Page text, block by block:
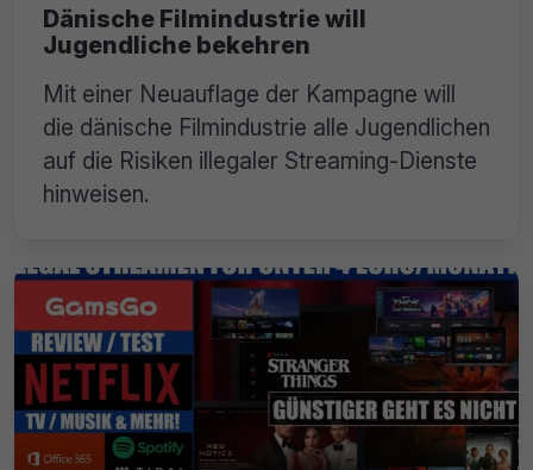
Dänische Filmindustrie will
Jugendliche bekehren
Mit einer Neuauflage der Kampagne will
die dänische Filmindustrie alle Jugendlichen
auf die Risiken illegaler Streaming-Dienste
hinweisen.